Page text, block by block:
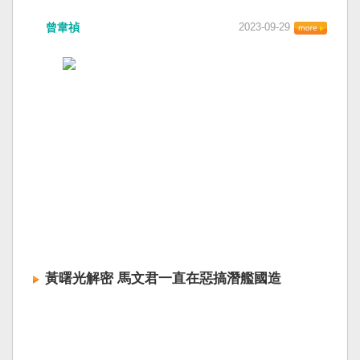
曾韋禎 2023-09-29
黃曙光解密 馬文君一直在惡搞潛艦國造